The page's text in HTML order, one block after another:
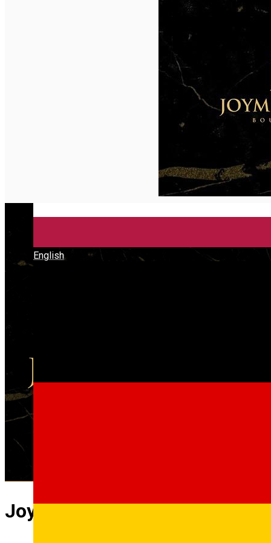
English
JoyMe Hotel